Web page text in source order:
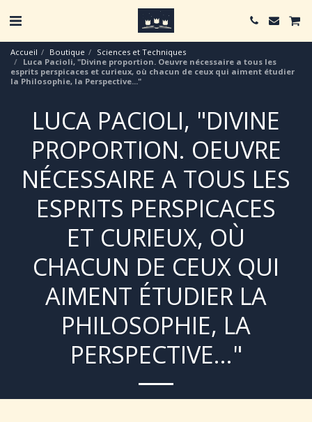
Accueil Boutique
Sciences et Techniques
Luca Pacioli, "Divine proportion. Oeuvre nécessaire a tous les
esprits perspicaces et curieux, où chacun de ceux qui aiment étudier
la Philosophie, la Perspective..."
LUCA PACIOLI, "DIVINE
PROPORTION. OEUVRE
NÉCESSAIRE A TOUS LES
ESPRITS PERSPICACES
ET CURIEUX, OÙ
CHACUN DE CEUX QUI
AIMENT ÉTUDIER LA
PHILOSOPHIE, LA
PERSPECTIVE..."